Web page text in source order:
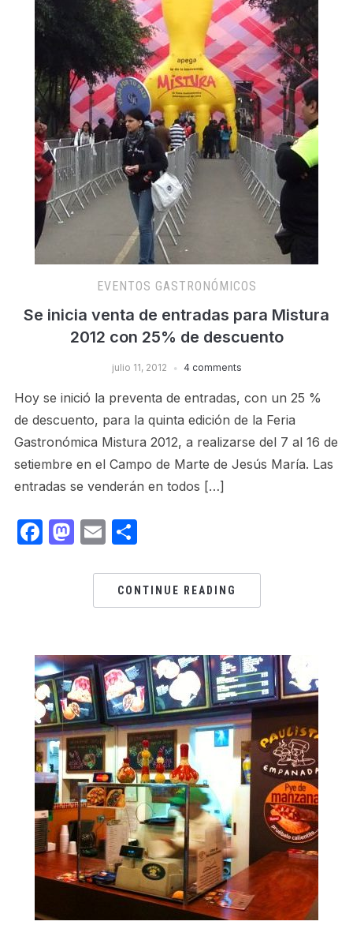
EVENTOS GASTRONÓMICOS
Se inicia venta de entradas para Mistura
2012 con 25% de descuento
julio 11, 2012 4 comments
Hoy se inició la preventa de entradas, con un 25 %
de descuento, para la quinta edición de la Feria
Gastronómica Mistura 2012, a realizarse del 7 al 16 de
setiembre en el Campo de Marte de Jesús Marí­a. Las
entradas se venderán en todos […]
Facebook
Mastodon
EmailShare
CONTINUE READING